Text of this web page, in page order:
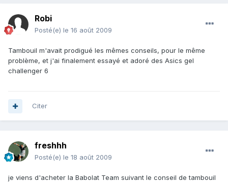
Robi
Posté(e) le 16 août 2009
Tambouil m'avait prodigué les mêmes conseils, pour le même
problème, et j'ai finalement essayé et adoré des Asics gel
challenger 6
Citer
freshhh
Posté(e) le 18 août 2009
je viens d'acheter la Babolat Team suivant le conseil de tambouil